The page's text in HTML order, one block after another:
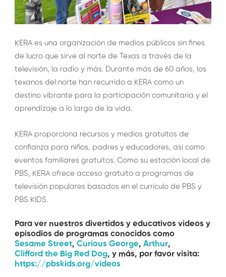
KERA es una organización de medios públicos sin fines
de lucro que sirve al norte de Texas a través de la
televisión, la radio y más. Durante más de 60 años, los
texanos del norte han recurrido a KERA como un
destino vibrante para la participación comunitaria y el
aprendizaje a lo largo de la vida.
KERA proporciona recursos y medios gratuitos de
confianza para niños, padres y educadores, así como
eventos familiares gratuitos. Como su estación local de
PBS, KERA ofrece acceso gratuito a programas de
televisión populares basados en el currículo de PBS y
PBS KIDS.
Para ver nuestros divertidos y educativos videos y
episodios de programas conocidos como
Sesame Street, Curious George, Arthur,
Clifford the Big Red Dog, y más, por favor visita:
https://pbskids.org/videos